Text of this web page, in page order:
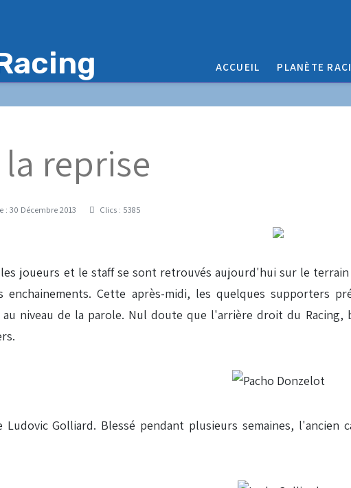
ACCUEIL PLANÈTE
reprise
: 30 Décembre 2013 Clics : 5385
joueurs et le staff se sont retrouvés aujourd'hui sur le
Cette après-midi, les quelques supporters
au niveau de la parole. Nul doute que l'arrière droit du
Golliard. Blessé pendant plusieurs semaines, l'ancien